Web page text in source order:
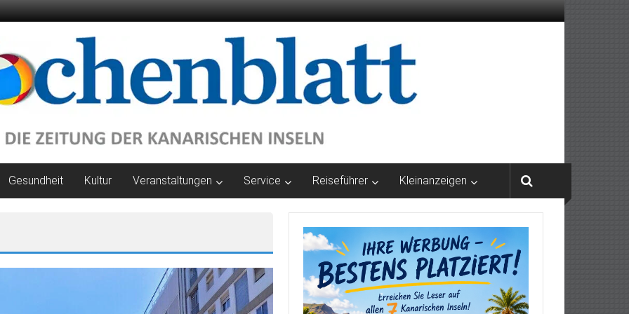
Gesundheit Kultur Veranstaltungen Service Reiseführer Kleinanzeigen